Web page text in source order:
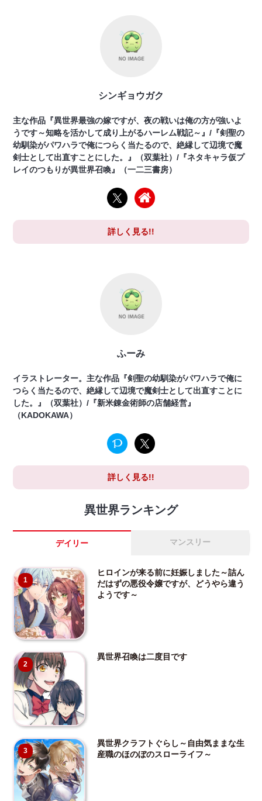
シンギョウガク
主な作品『異世界最強の嫁ですが、夜の戦いは俺の方が強いよ
うです～知略を活かして成り上がるハーレム戦記～』/『剣聖の
幼馴染がパワハラで俺につらく当たるので、絶縁して辺境で魔
剣士として出直すことにした。』（双葉社）/『ネタキャラ仮プ
レイのつもりが異世界召喚』（一二三書房）
詳しく見る!!
ふーみ
イラストレーター。主な作品『剣聖の幼馴染がパワハラで俺に
つらく当たるので、絶縁して辺境で魔剣士として出直すことに
した。』（双葉社）/『新米錬金術師の店舗経営』
（KADOKAWA）
詳しく見る!!
異世界ランキング
デイリー マンスリー
1
ヒロインが来る前に妊娠しました～詰ん
だはずの悪役令嬢ですが、どうやら違う
ようです～
2
異世界召喚は二度目です
3
異世界クラフトぐらし～自由気ままな生
産職のほのぼのスローライフ～